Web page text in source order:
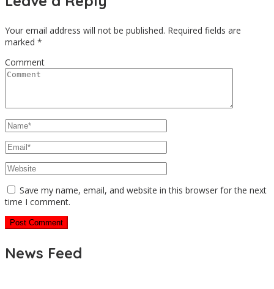
Your email address will not be published. Required fields are
marked *
Comment
Save my name, email, and website in this browser for the next
time I comment.
News Feed